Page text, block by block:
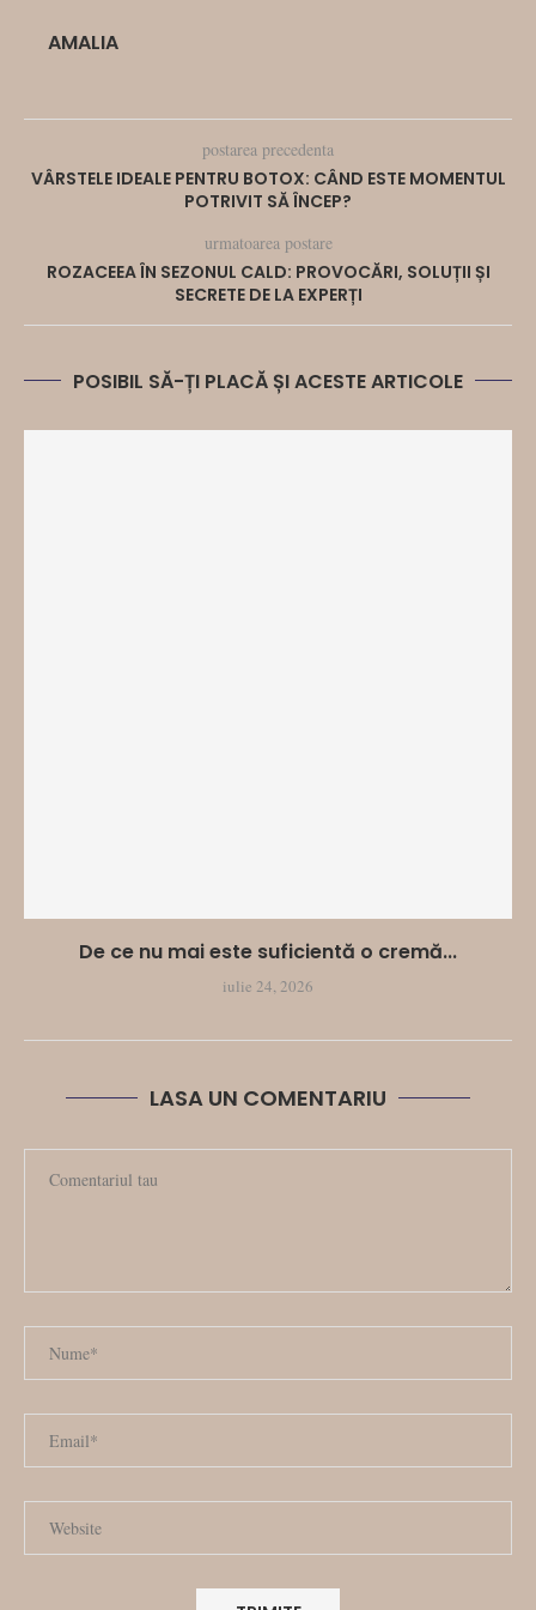
AMALIA
postarea precedenta
VÂRSTELE IDEALE PENTRU BOTOX: CÂND ESTE MOMENTUL
POTRIVIT SĂ ÎNCEP?
urmatoarea postare
ROZACEEA ÎN SEZONUL CALD: PROVOCĂRI, SOLUȚII ȘI
SECRETE DE LA EXPERȚI
POSIBIL SĂ-ȚI PLACĂ ȘI ACESTE ARTICOLE
De ce nu mai este suficientă o cremă...
iulie 24, 2026
LASA UN COMENTARIU